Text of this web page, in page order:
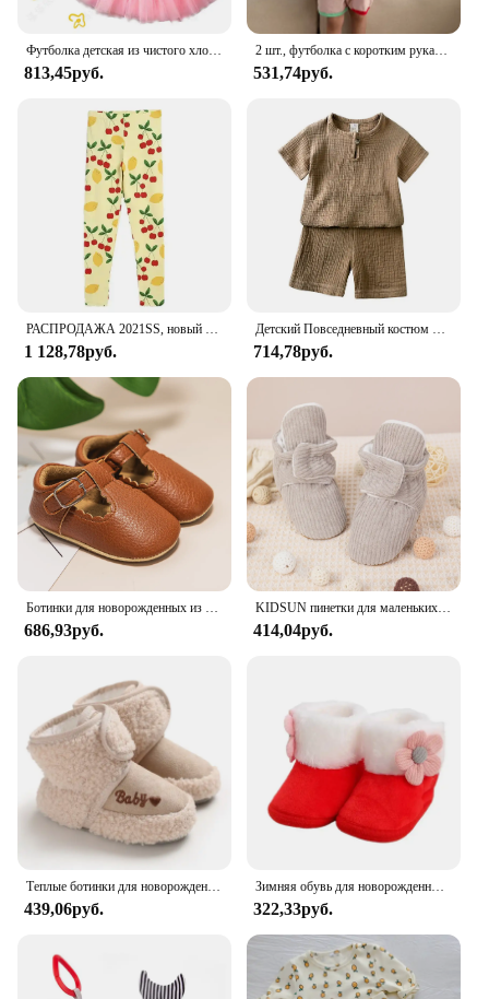
Футболка детская из чистого хлопка, с принтом Hello Kitty
813,45руб.
2 шт., футболка с коротким рукавом и шорты для мальчиков
531,74руб.
РАСПРОДАЖА 2021SS, новый продукт, футболка с короткими рукавами и принтом клубники, шорты, милое платье для маленьких девочек
1 128,78руб.
Детский Повседневный костюм От 2 до 8 лет, Детская муслиновая футболка и шорты для девочек, синие, зеленые, белые топы и низ, летний комплект одежды из 2 предметов
714,78руб.
686,93руб.
KIDSUN пинетки для маленьких мальчиков и девочек, пуховые пинетки для новорожденных, первые ходунки для малышей, хлопковые удобные мягкие нескользящие туфли для детской кроватки, теплые носки
414,04руб.
439,06руб.
Зимняя обувь для новорожденных мальчиков на мягкой подошве, осенняя детская обувь для девочек 1-го года, теплые зимние сапоги на меху для малышей, носки для детей 0–18 месяцев, обувь
322,33руб.